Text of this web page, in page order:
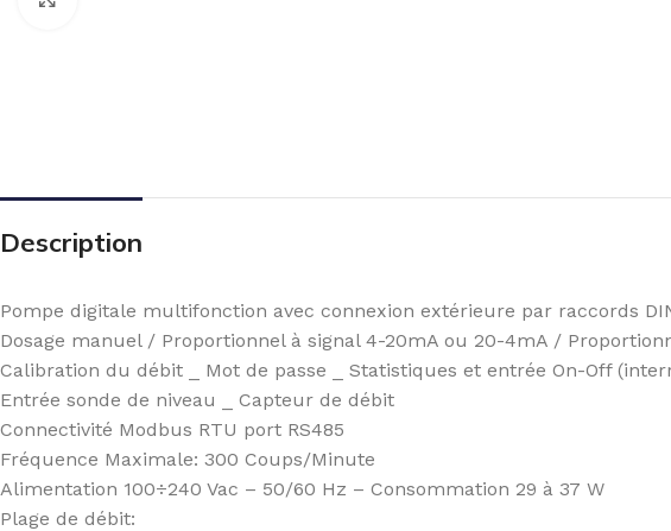
Description
Pompe digitale multifonction avec connexion extérieure par raccords
Dosage manuel / Proportionnel à signal 4-20mA ou 20-4mA /
Calibration du débit _ Mot de passe _ Statistiques et entrée On-Off
Entrée sonde de niveau _ Capteur de débit
Connectivité Modbus RTU port RS485
Fréquence Maximale: 300 Coups/Minute
Alimentation 100÷240 Vac – 50/60 Hz – Consommation 29 à 37 W
Plage de débit: